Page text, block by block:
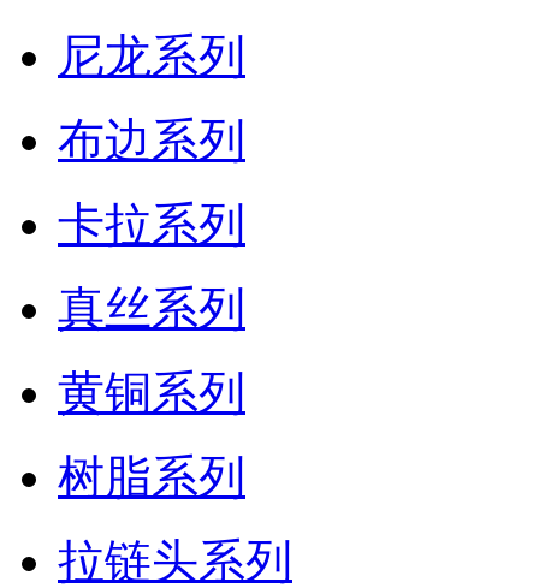
尼龙系列
布边系列
卡拉系列
真丝系列
黄铜系列
树脂系列
拉链头系列